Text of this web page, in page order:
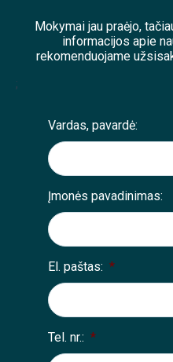
Mokymai jau praėjo,
informacijos apie
rekomenduojame
;
Vardas, pavardė:
Įmonės pavadinimas:
El. paštas: *
Tel. nr.: *